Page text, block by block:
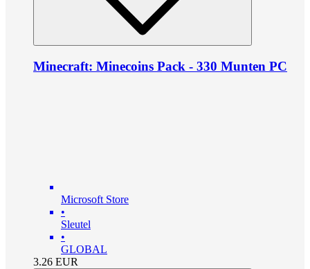
Minecraft: Minecoins Pack - 330 Munten PC
Microsoft Store
•
Sleutel
•
GLOBAL
3.26 EUR